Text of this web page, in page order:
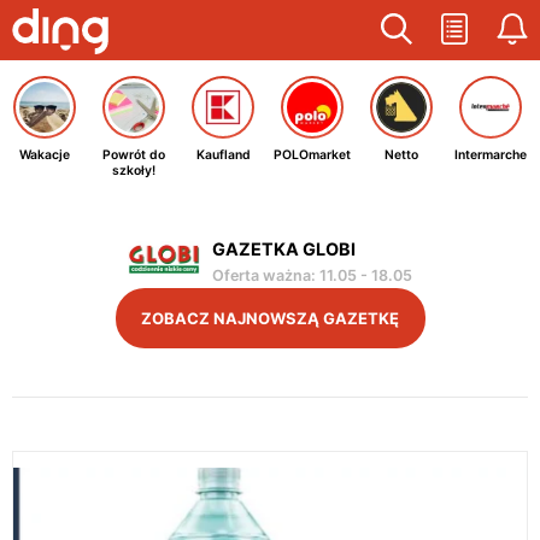
Wakacje
Powrót do
szkoły!
Kaufland POLOmarket Netto Intermarche
GAZETKA GLOBI
Oferta ważna: 11.05 - 18.05
ZOBACZ NAJNOWSZĄ GAZETKĘ